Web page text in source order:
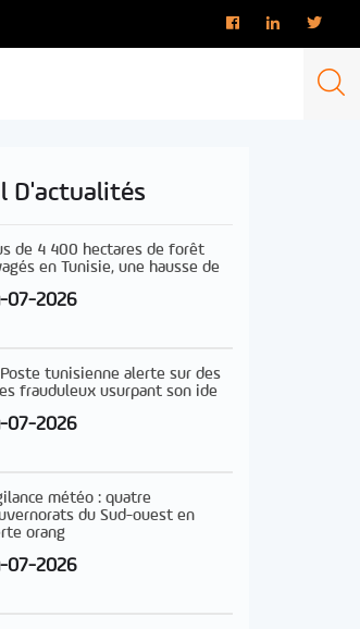
D'actualités
de 4 400 hectares de forêt
en Tunisie, une hausse de
07-2026
Poste tunisienne alerte sur des
frauduleux usurpant son ide
07-2026
météo : quatre
du Sud-ouest en
orang
07-2026